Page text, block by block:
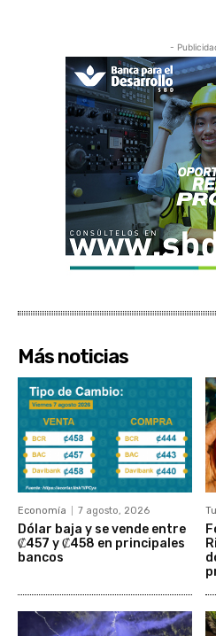
-
Más noticias
Economía 7 agosto, 2026
Dólar baja y se vende entre
₡457 y ₡458 en principales
bancos